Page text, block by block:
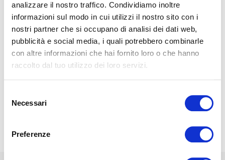
analizzare il nostro traffico. Condividiamo inoltre
informazioni sul modo in cui utilizzi il nostro sito con i
nostri partner che si occupano di analisi dei dati web,
pubblicità e social media, i quali potrebbero combinarle
con altre informazioni che hai fornito loro o che hanno
raccolto dal tuo utilizzo dei loro servizi.
delNecessari
Preferenze
White noise: is it useful or harmful?
Do you tend to have trouble falling asleep? Do you find
ever tried 'insulating' the surroundin...
LIRE